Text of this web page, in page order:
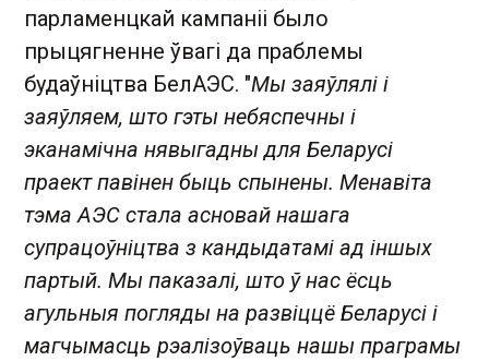
парламенцкай кампаніі было
прыцягненне ўвагі да праблемы
будаўніцтва БелАЭС. "Мы заяўлялі і
заяўляем, што гэты небяспечны і
эканамічна нявыгадны для Беларусі
праект павінен быць спынены. Менавіта
тэма АЭС стала асновай нашага
супрацоўніцтва з кандыдатамі ад іншых
партый. Мы паказалі, што ў нас ёсць
агульныя погляды на развіццё Беларусі і
магчымасць рэалізоўваць нашы праграмы